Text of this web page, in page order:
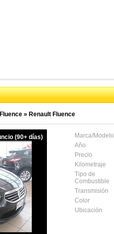
Fluence» Renault Fluence
(90+ días) Marca/Modelo
Año
Precio
Kilometraje
Tipo de
Combustible
Transmisión
Color
Ubicación